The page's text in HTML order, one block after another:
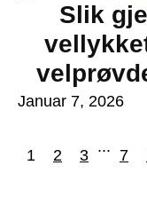
Slik
Januar 7, 2026
1 2 3 ... 7